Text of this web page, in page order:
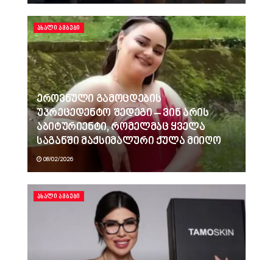
ᲐᲮᲐᲚᲘ ᲐᲛᲑᲔᲑᲘ
ეროვნული გამოცდების
უპრეცედენტო შედეგი – ვინ არის
აბიტურიენტი, რომელმაც ყველა
საგანში მაქსიმალური ქულა მიიღო
08/02/2026
ᲐᲮᲐᲚᲘ ᲐᲛᲑᲔᲑᲘ